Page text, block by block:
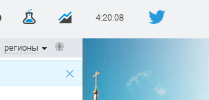
4:20:09
регионы